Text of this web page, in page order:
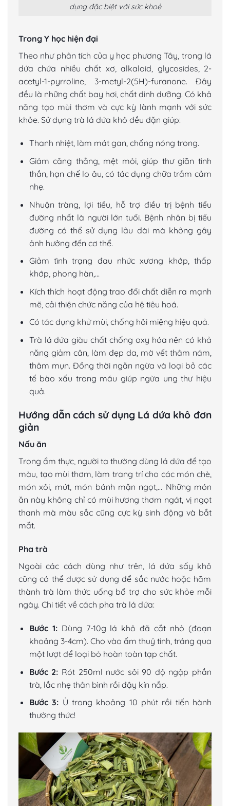
dụng đặc biệt với sức khoẻ
Trong Y học hiện đại
Theo như phân tích của y học phương Tây, trong lá
dứa chứa nhiều chất xơ, alkaloid, glycosides, 2-
acetyl-1-pyrroline, 3-metyl-2(5H)-furanone. Đây
đều là những chất bay hơi, chất dinh dưỡng. Có khả
năng tạo mùi thơm và cực kỳ lành mạnh với sức
khỏe. Sử dụng trà lá dứa khô đều đặn giúp:
Thanh nhiệt, làm mát gan, chống nóng trong.
Giảm căng thẳng, mệt mỏi, giúp thư giãn tinh
thần, hạn chế lo âu, có tác dụng chữa trầm cảm
nhẹ.
Nhuận tràng, lợi tiểu, hỗ trợ điều trị bệnh tiểu
đường nhất là người lớn tuổi. Bệnh nhân bị tiểu
đường có thể sử dụng lâu dài mà không gây
ảnh hưởng đến cơ thể.
Giảm tình trạng đau nhức xương khớp, thấp
khớp, phong hàn,…
Kích thích hoạt động trao đổi chất diễn ra mạnh
mẽ, cải thiện chức năng của hệ tiêu hoá.
Có tác dụng khử mùi, chống hôi miệng hiệu quả.
Trà lá dứa giàu chất chống oxy hóa nên có khả
năng giảm cân, làm đẹp da, mờ vết thâm nám,
thâm mụn. Đồng thời ngăn ngừa và loại bỏ các
tế bào xấu trong máu giúp ngừa ung thư hiệu
quả.
Hướng dẫn cách sử dụng Lá dứa khô đơn
giản
Nấu ăn
Trong ẩm thực, người ta thường dùng lá dứa để tạo
màu, tạo mùi thơm, làm trang trí cho các món chè,
món xôi, mứt, món bánh mặn ngọt,… Những món
ăn này không chỉ có mùi hương thơm ngát, vị ngọt
thanh mà màu sắc cũng cực kỳ sinh động và bắt
mắt.
Pha trà
Ngoài các cách dùng như trên, lá dứa sấy khô
cũng có thể được sử dụng để sắc nước hoặc hãm
thành trà làm thức uống bổ trợ cho sức khỏe mỗi
ngày. Chi tiết về cách pha trà lá dứa:
Bước 1:Dùng 7-10g lá khô đã cắt nhỏ (đoạn
khoảng 3-4cm). Cho vào ấm thuỷ tinh, tráng qua
một lượt để loại bỏ hoàn toàn tạp chất.
Bước 2: Rót 250ml nước sôi 90 độ ngập phần
trà, lắc nhẹ thân bình rồi đậy kín nắp.
Bước 3: Ủ trong khoảng 10 phút rồi tiến hành
thưởng thức!